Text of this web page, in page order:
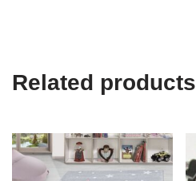
Related products